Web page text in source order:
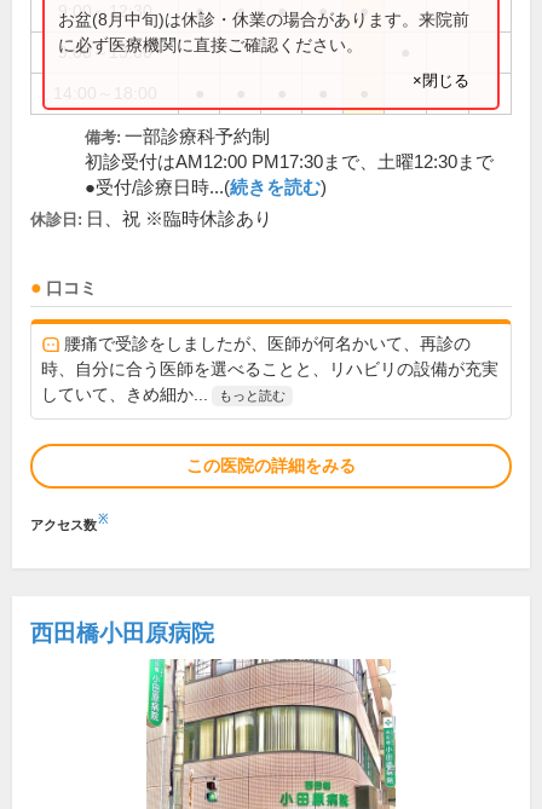
9:00～12:30 ● ● ● ● ●
9:00～13:00
お盆(8月中旬)は休診・休業の場合があります。来院前
に必ず医療機関に直接ご確認ください。
×閉じる
備考: 一部診療科予約制
初診受付はAM12:00 PM17:30まで、土曜12:30まで
●受付/診療日時...(続きを読む)
休診日: 日、祝 ※臨時休診あり
口コミ
腰痛で受診をしましたが、医師が何名かいて、再診の
時、自分に合う医師を選べることと、リハビリの設備が充実
していて、きめ細か...
もっと読む
この医院の詳細をみる
アクセス数※
西田橋小田原病院